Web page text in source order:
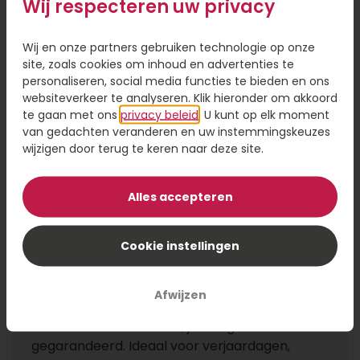
Bestel
Ruime keuze uit een
cadeau voor hem
Ben je op zoek naar een passend cadeau voor
hem, zodat je jouw mannelijke collega,
zakenpartner, vriend of familielid op een leuke
manier kunt verrassen? Dan is het zeker aan
te raden om het assortiment van
Topgeschenken.nl eens te bekijken. Hier vind je
namelijk een geschikt cadeau voor elke man.
Wat de reden ook is dat je een geschikt
cadeau voor hem zoekt; je slaagt hier
gegarandeerd. Ideaal voor verjaardagen,
Wij respecteren uw privacy
Wij en onze partners gebruiken technologie op onze
site, zoals cookies om inhoud en advertenties te
personaliseren, social media functies te bieden en ons
websiteverkeer te analyseren. Klik hieronder om akkoord
te gaan met ons privacy beleid . U kunt op elk moment
van gedachten veranderen en uw instemmingskeuzes
wijzigen door terug te keren naar deze site.
Alles accepteren
Cookie instellingen
Afwijzen